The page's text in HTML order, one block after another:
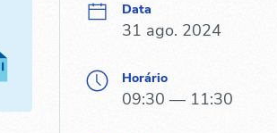
Data
31 ago. 2024
Horário
09:30 — 11:30